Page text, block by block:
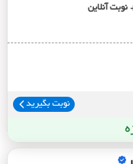
نوبت آنلاین
نوبت بگیرید